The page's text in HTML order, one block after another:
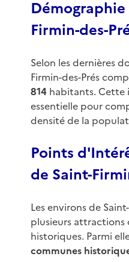
Firmin-des-
Selon les dernières
Firmin-des-Prés
814 habitants. Cette
essentielle pour
densité de la
Points
de Saint-
Les environs de
plusieurs attractions
historiques. Parmi
communes